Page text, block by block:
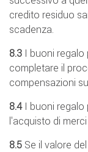
credito residuo
scadenza.
8.3 I buoni
completare il
compensazioni
8.4I buoni regalo
l'acquisto di
8.5 Se il valore